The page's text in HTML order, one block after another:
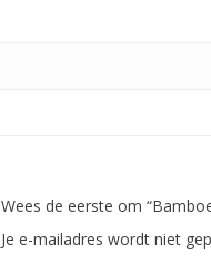
Wees de eerste om
Je e-mailadres wordt niet